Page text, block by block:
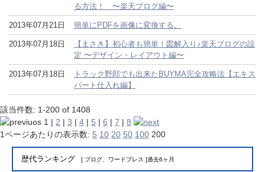
る方法！ 〜楽天ブログ編〜
2013年07月21日 簡単にPDFを画像に変換する。
2013年07月18日
【まさき】初心者も簡単！図解入り♪楽天ブログの設
定 〜デザイン・レイアウト編〜
2013年07月18日
トラック野郎でも出来たBUYMA完全攻略法【エキス
パート仕入れ編】
該当件数: 1-200 of 1408
1 | 2 | 3 | 4 | 5 | 6 | 7 | 8
1ページあたりの表示数: 5 10 20 50 100 200
歴代ランキング [ ブログ、ワードプレス ]過去6ヶ月